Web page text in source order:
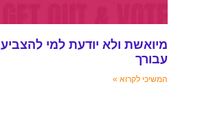
מיואשת ולא יודעת למי
עבורך
המשיכי לקרוא »